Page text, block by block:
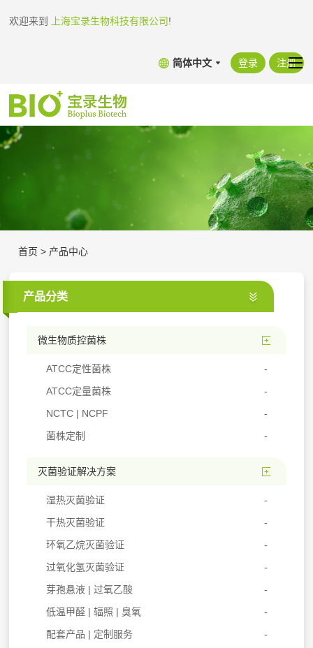
欢迎来到 上海宝录生物科技有限公司!
简体中文 登录 注册
首页 > 产品中心
产品分类
微生物质控菌株
ATCC定性菌株
ATCC定量菌株
NCTC | NCPF
菌株定制
灭菌验证解决方案
湿热灭菌验证
干热灭菌验证
环氧乙烷灭菌验证
过氧化氢灭菌验证
芽孢悬液 | 过氧乙酸
低温甲醛 | 辐照 | 臭氧
配套产品 | 定制服务